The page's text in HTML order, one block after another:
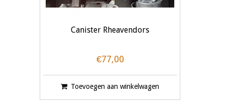
Canister Rheavendors
€77,00
Toevoegen aan winkelwagen